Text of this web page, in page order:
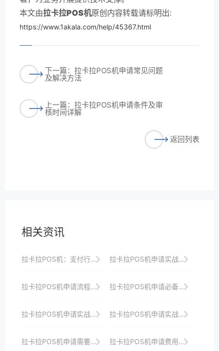
本文由拉卡拉POS机原创内容转载请标明出:
https://www.1akala.com/help/45367.html
下一篇：拉卡拉POS机申请常见问题
及解决方法
上一篇：拉卡拉POS机申请条件及审
核时间详解
返回列表
相关资讯
拉卡拉POS机：支付行业的创新力量 拉卡拉POS机申请实战：如何快速响应市场需求并上线
拉卡拉POS机申请流程详解：如何高效准备资料并通过审核 拉卡拉POS机申请必备：了解这些政策更轻松
拉卡拉POS机申请实战：如何快速响应市场需求并实现支付升级 拉卡拉POS机申请实战分享：如何高效管理支付设备
拉卡拉POS机申请需要哪些材料？详细清单 拉卡拉POS机申请费用及隐藏成本分析